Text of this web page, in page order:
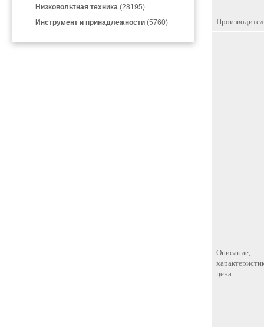
Низковольтная техника (28195)
Инструмент и принадлежности (5760)
Описание,
цена: